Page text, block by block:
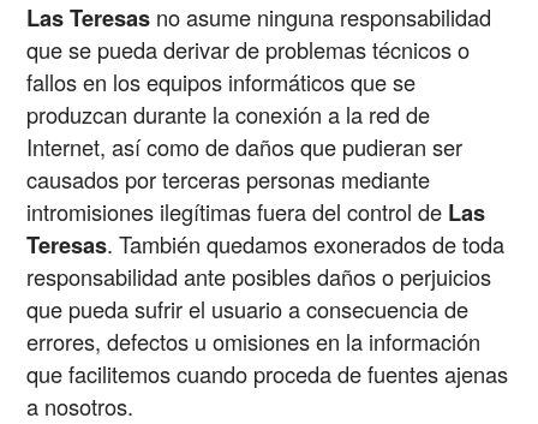
Las Teresas no asume ninguna responsabilidad
que se pueda derivar de problemas técnicos o
fallos en los equipos informáticos que se
produzcan durante la conexión a la red de
Internet, así como de daños que pudieran ser
causados por terceras personas mediante
intromisiones ilegítimas fuera del control de Las
Teresas. También quedamos exonerados de toda
responsabilidad ante posibles daños o perjuicios
que pueda sufrir el usuario a consecuencia de
errores, defectos u omisiones en la información
que facilitemos cuando proceda de fuentes ajenas
a nosotros.